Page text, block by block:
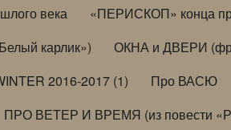
века
«ПЕРИСКОП» конца
карлик»)
ОКНА и ДВЕРИ
2016-2017 (1) Про ВАСЮ
ПРО ВЕТЕР И ВРЕМЯ (из повести